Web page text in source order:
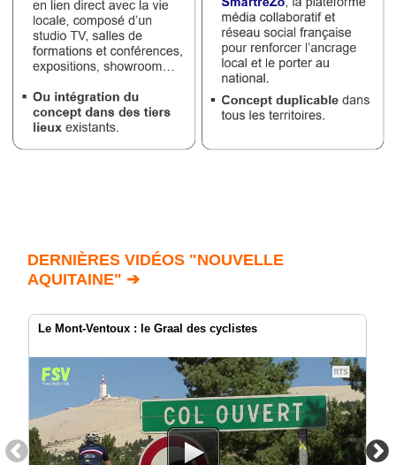
DERNIÈRES VIDÉOS "NOUVELLE
AQUITAINE" ➔
Le Mont-Ventoux : le Graal des cyclistes